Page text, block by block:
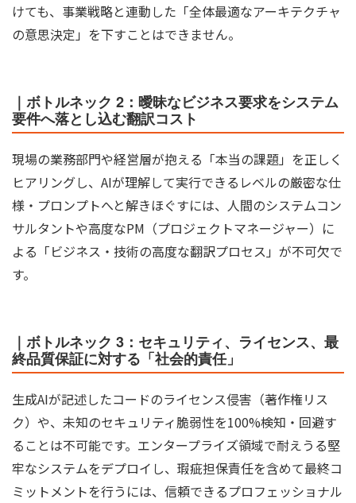
けても、事業戦略と連動した「全体最適なアーキテクチャ
の意思決定」を下すことはできません。
｜ボトルネック 2：曖昧なビジネス要求をシステム
要件へ落とし込む翻訳コスト
現場の業務部門や経営層が抱える「本当の課題」を正しく
ヒアリングし、AIが理解して実行できるレベルの厳密な仕
様・プロンプトへと解きほぐすには、人間のシステムコン
サルタントや高度なPM（プロジェクトマネージャー）に
よる「ビジネス・技術の高度な翻訳プロセス」が不可欠で
す。
｜ボトルネック 3：セキュリティ、ライセンス、最
終品質保証に対する「社会的責任」
生成AIが記述したコードのライセンス侵害（著作権リス
ク）や、未知のセキュリティ脆弱性を100%検知・回避す
ることは不可能です。エンタープライズ領域で耐えうる堅
牢なシステムをデプロイし、瑕疵担保責任を含めて最終コ
ミットメントを行うには、信頼できるプロフェッショナル